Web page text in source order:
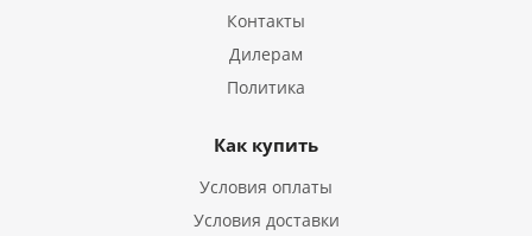
Контакты
Дилерам
Политика
Как купить
Условия оплаты
Условия доставки